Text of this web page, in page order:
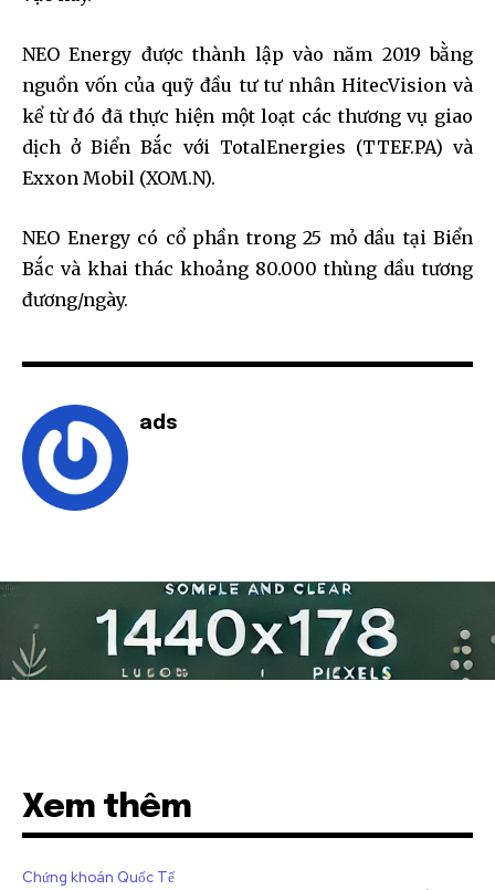
NEO Energy được thành lập vào năm 2019 bằng
nguồn vốn của quỹ đầu tư tư nhân HitecVision và
kể từ đó đã thực hiện một loạt các thương vụ giao
dịch ở Biển Bắc với TotalEnergies (TTEF.PA) và
Exxon Mobil (XOM.N).
NEO Energy có cổ phần trong 25 mỏ dầu tại Biển
Bắc và khai thác khoảng 80.000 thùng dầu tương
đương/ngày.
ads
Xem thêm
Chứng khoán Quốc Tế